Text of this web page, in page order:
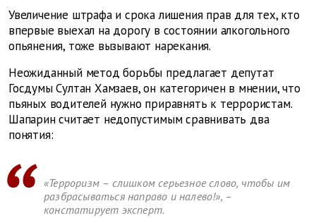
Увеличение штрафа и срока лишения прав для тех, кто
впервые выехал на дорогу в состоянии алкогольного
опьянения, тоже вызывают нарекания.
Неожиданный метод борьбы предлагает депутат
Госдумы Султан Хамзаев, он категоричен в мнении, что
пьяных водителей нужно приравнять к террористам.
Шапарин считает недопустимым сравнивать два
понятия:
«Терроризм – слишком серьезное слово, чтобы им
разбрасываться направо и налево!», –
констатирует эксперт.